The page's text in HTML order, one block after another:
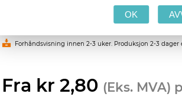
øsker til produktet" eller ta kontakt
Forhåndsvisning innen 2-3 uker. Produksjon 2-3
Fra kr 2,80 (Eks. MVA)
OK